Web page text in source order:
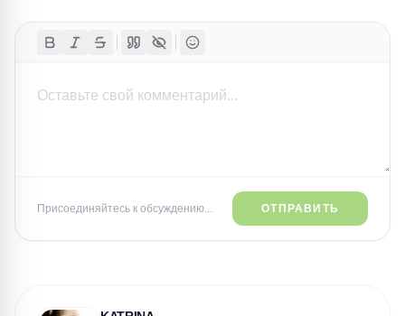
Присоединяйтесь к обсуждению... ОТПРАВИТЬ